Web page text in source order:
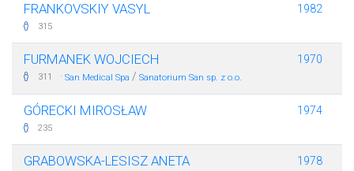
FRANKOVSKIY VASYL
315
1982
FURMANEK WOJCIECH
311 · San Medical Spa / Sanatorium San sp. z o.o.
1970
GÓRECKI MIROSŁAW
235
1974
GRABOWSKA-LESISZ ANETA 1978